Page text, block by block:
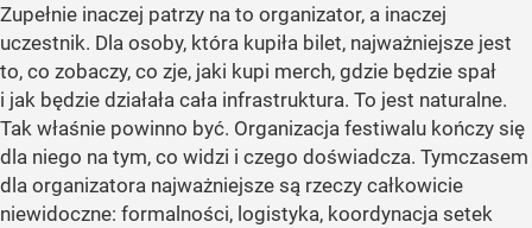
Zupełnie inaczej patrzy na to organizator, a inaczej
uczestnik. Dla osoby, która kupiła bilet, najważniejsze jest
to, co zobaczy, co zje, jaki kupi merch, gdzie będzie spał
i jak będzie działała cała infrastruktura. To jest naturalne.
Tak właśnie powinno być. Organizacja festiwalu kończy się
dla niego na tym, co widzi i czego doświadcza. Tymczasem
dla organizatora najważniejsze są rzeczy całkowicie
niewidoczne: formalności, logistyka, koordynacja setek